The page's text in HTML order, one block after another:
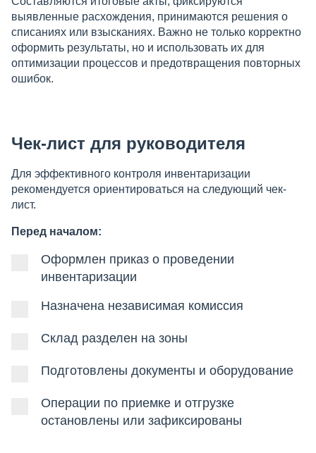
выявленные расхождения, принимаются решения о
списаниях или взысканиях. Важно не только корректно
оформить результаты, но и использовать их для
оптимизации процессов и предотвращения повторных
ошибок.
Чек-лист для руководителя
Для эффективного контроля инвентаризации
рекомендуется ориентироваться на следующий чек-
лист.
Перед началом:
Оформлен приказ о проведении
инвентаризации
Назначена независимая комиссия
Склад разделен на зоны
Подготовлены документы и оборудование
Операции по приемке и отгрузке
остановлены или зафиксированы